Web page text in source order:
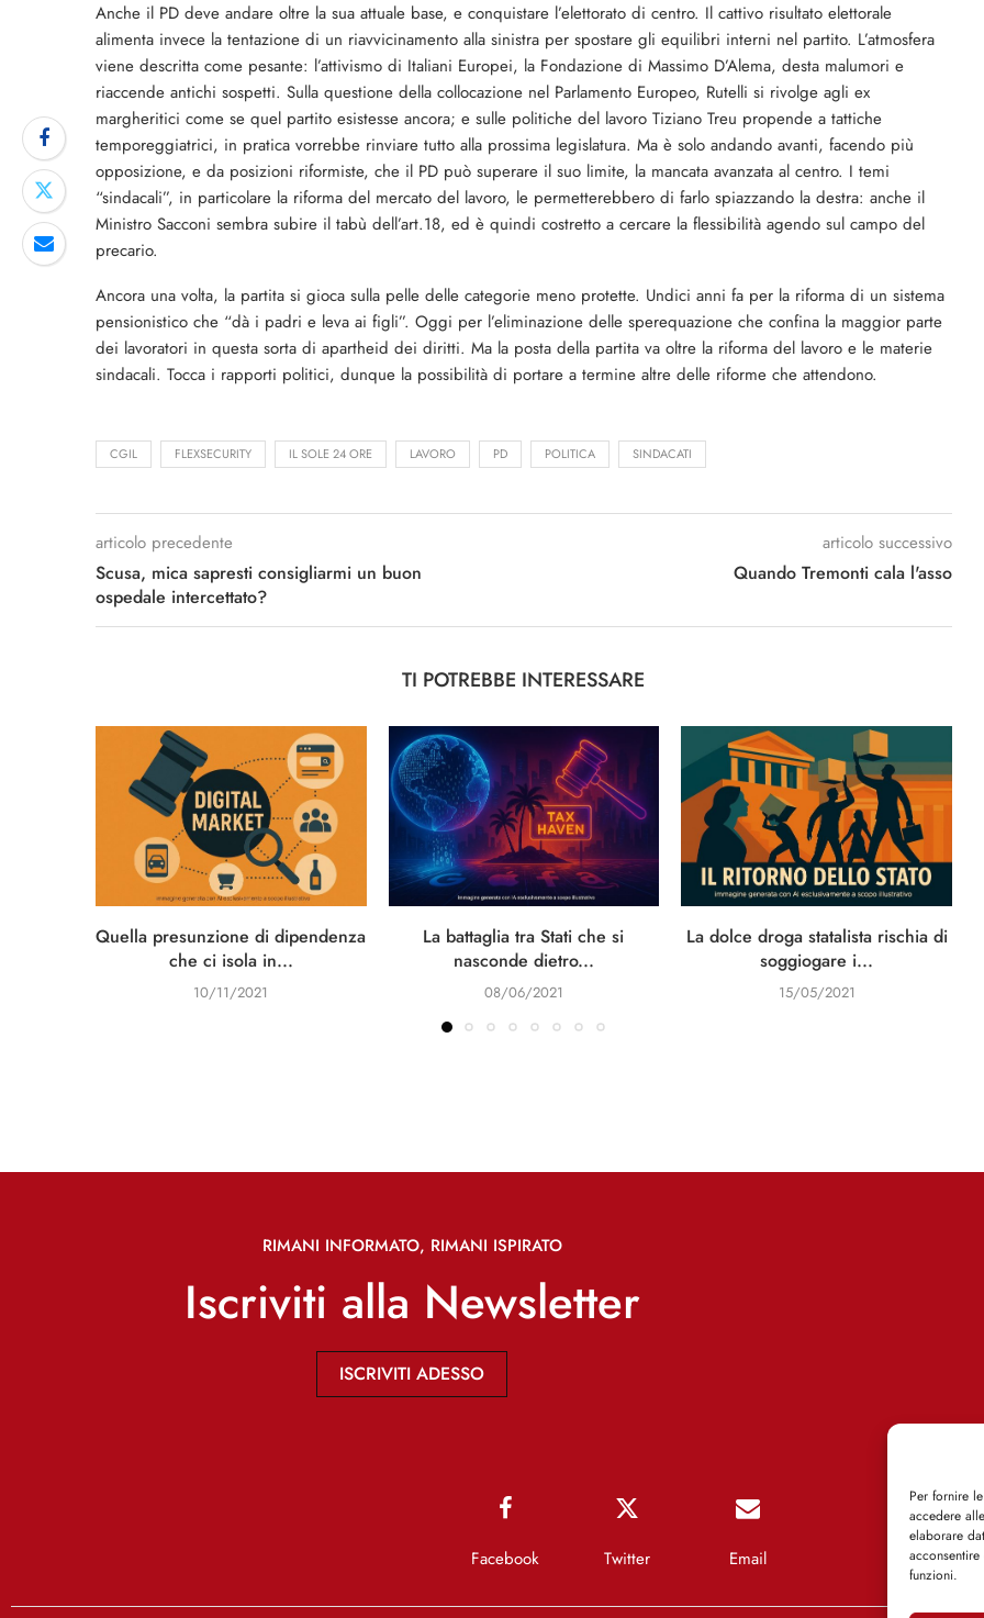
Per fornire
accedere
elaborare
funzioni.
Anche il PD deve andare oltre la sua attuale base, e conquistare l’elettorato di centro. Il cattivo risultato elettorale
alimenta invece la tentazione di un riavvicinamento alla sinistra per spostare gli equilibri interni nel partito. L’atmosfera
viene descritta come pesante: l’attivismo di Italiani Europei, la Fondazione di Massimo D’Alema, desta malumori e
riaccende antichi sospetti. Sulla questione della collocazione nel Parlamento Europeo, Rutelli si rivolge agli ex
margheritici come se quel partito esistesse ancora; e sulle politiche del lavoro Tiziano Treu propende a tattiche
temporeggiatrici, in pratica vorrebbe rinviare tutto alla prossima legislatura. Ma è solo andando avanti, facendo più
opposizione, e da posizioni riformiste, che il PD può superare il suo limite, la mancata avanzata al centro. I temi
“sindacali”, in particolare la riforma del mercato del lavoro, le permetterebbero di farlo spiazzando la destra: anche il
Ministro Sacconi sembra subire il tabù dell’art.18, ed è quindi costretto a cercare la flessibilità agendo sul campo del
precario.
Ancora una volta, la partita si gioca sulla pelle delle categorie meno protette. Undici anni fa per la riforma di un sistema
pensionistico che “dà i padri e leva ai figli”. Oggi per l’eliminazione delle sperequazione che confina la maggior parte
dei lavoratori in questa sorta di apartheid dei diritti. Ma la posta della partita va oltre la riforma del lavoro e le materie
sindacali. Tocca i rapporti politici, dunque la possibilità di portare a termine altre delle riforme che attendono.
CGIL FLEXSECURITY IL SOLE 24 ORE LAVORO PD POLITICA SINDACATI
articolo precedente
Scusa, mica sapresti consigliarmi un buon
ospedale intercettato?
articolo successivo
Quando Tremonti cala l'asso
TI POTREBBE INTERESSARE
Quella presunzione di dipendenza
che ci isola in...
10/11/2021
La battaglia tra Stati che si
nasconde dietro...
08/06/2021
La dolce droga statalista rischia di
soggiogare i...
15/05/2021
RIMANI INFORMATO, RIMANI ISPIRATO
Iscriviti alla Newsletter
ISCRIVITI ADESSO
Facebook Twitter Email